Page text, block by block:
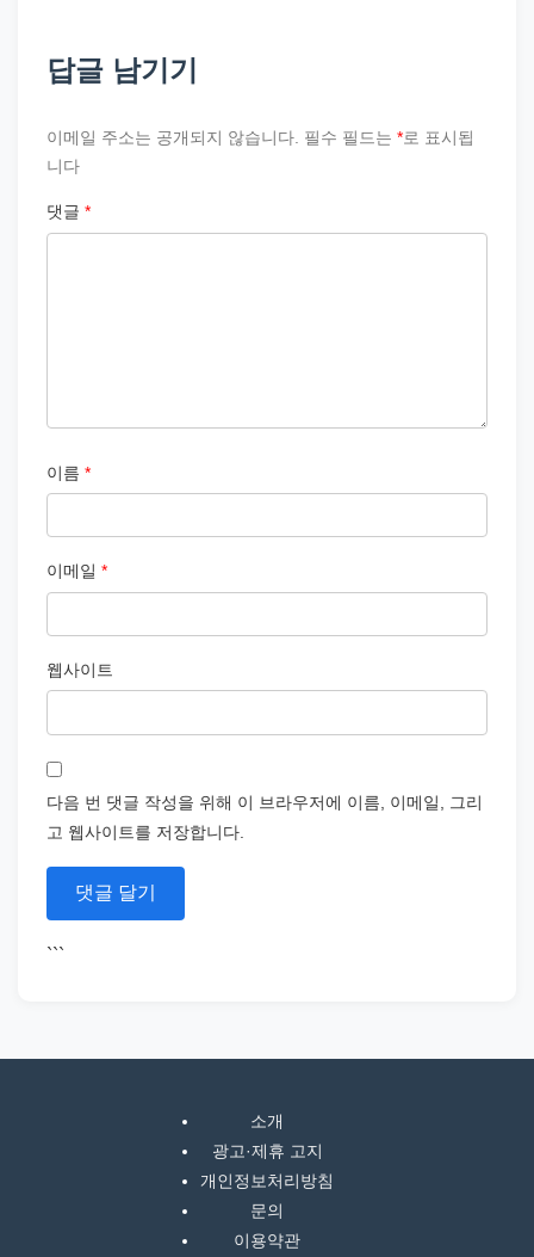
답글 남기기
이메일 주소는 공개되지 않습니다. 필수 필드는 *로 표시됩
니다
댓글 *
이름 *
이메일 *
웹사이트
다음 번 댓글 작성을 위해 이 브라우저에 이름, 이메일, 그리
고 웹사이트를 저장합니다.
```
소개
광고·제휴 고지
개인정보처리방침
문의
이용약관